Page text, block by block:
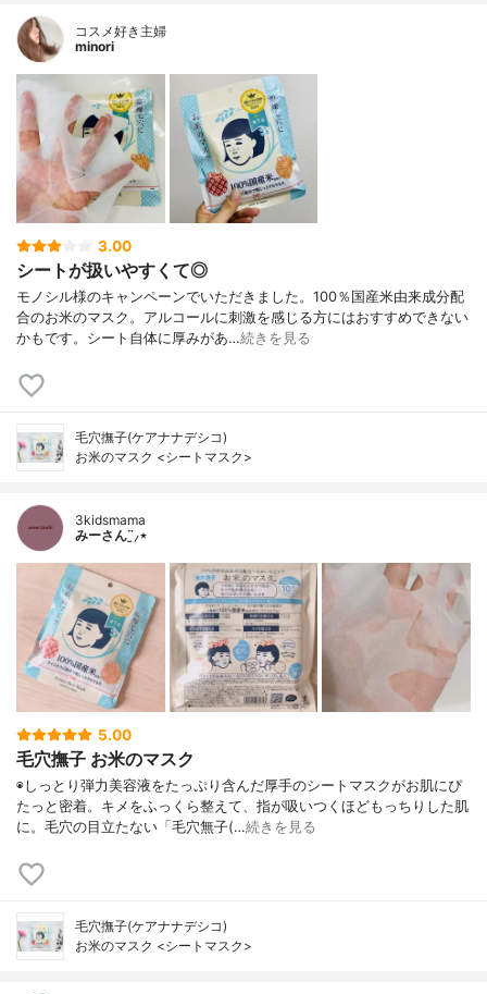
コスメ好き主婦
minori
3.00
シートが扱いやすくて◎
モノシル様のキャンペーンでいただきました。100％国産米由来成分配
合のお米のマスク。アルコールに刺激を感じる方にはおすすめできない
かもです。シート自体に厚みがあ…続きを見る
毛穴撫子(ケアナナデシコ)
お米のマスク <シートマスク>
3kidsmama
みーさん¨̮⸝⋆
5.00
毛穴撫子 お米のマスク
◉しっとり弾力美容液をたっぷり含んだ厚手のシートマスクがお肌にぴ
たっと密着。キメをふっくら整えて、指が吸いつくほどもっちりした肌
に。毛穴の目立たない「毛穴無子(…続きを見る
毛穴撫子(ケアナナデシコ)
お米のマスク <シートマスク>